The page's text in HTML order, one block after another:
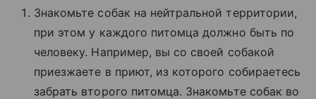
Знакомьте собак на нейтральной территории,
при этом у каждого питомца должно быть по
человеку. Например, вы со своей собакой
приезжаете в приют, из которого собираетесь
забрать второго питомца. Знакомьте собак во